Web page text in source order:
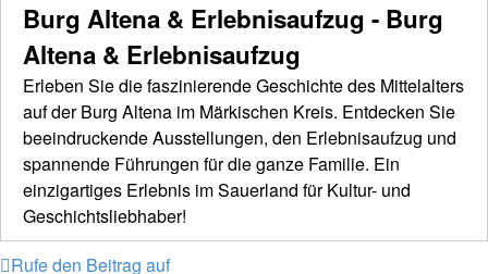
Burg Altena & Erlebnisaufzug - Burg
Altena & Erlebnisaufzug
Erleben Sie die faszinierende Geschichte des Mittelalters
auf der Burg Altena im Märkischen Kreis. Entdecken Sie
beeindruckende Ausstellungen, den Erlebnisaufzug und
spannende Führungen für die ganze Familie. Ein
einzigartiges Erlebnis im Sauerland für Kultur- und
Geschichtsliebhaber!
Rufe den Beitrag auf